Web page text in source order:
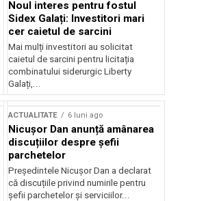
Noul interes pentru fostul
Sidex Galați: Investitori mari
cer caietul de sarcini
Mai mulți investitori au solicitat
caietul de sarcini pentru licitația
combinatului siderurgic Liberty
Galați,...
ACTUALITATE 6 luni ago
Nicușor Dan anunță amânarea
discuțiilor despre șefii
parchetelor
Președintele Nicușor Dan a declarat
că discuțiile privind numirile pentru
șefii parchetelor și serviciilor...